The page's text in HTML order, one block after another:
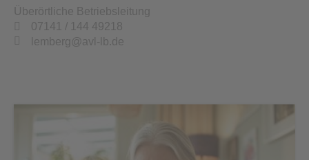
Überörtliche Betriebsleitung
07141 / 144 49218
lemberg@avl-lb.de